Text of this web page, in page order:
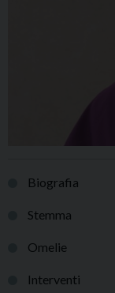
Biografia
Stemma
Omelie
Interventi